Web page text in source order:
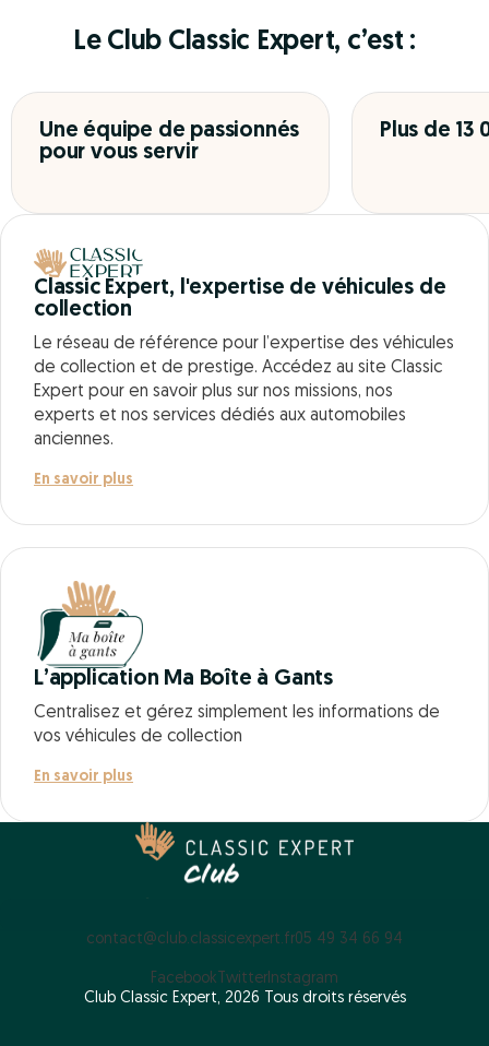
Le Club Classic Expert, c’est :
Une équipe de passionnés
pour vous servir
Plus de 13
Classic Expert, l'expertise de véhicules de
collection
Le réseau de référence pour l’expertise des véhicules
de collection et de prestige. Accédez au site Classic
Expert pour en savoir plus sur nos missions, nos
experts et nos services dédiés aux automobiles
anciennes.
En savoir plus
L’application Ma Boîte à Gants
Centralisez et gérez simplement les informations de
vos véhicules de collection
En savoir plus
contact@club.classicexpert.fr05 49 34 66 94
Facebook Twitter Instagram
Club Classic Expert, 2026 Tous droits réservés